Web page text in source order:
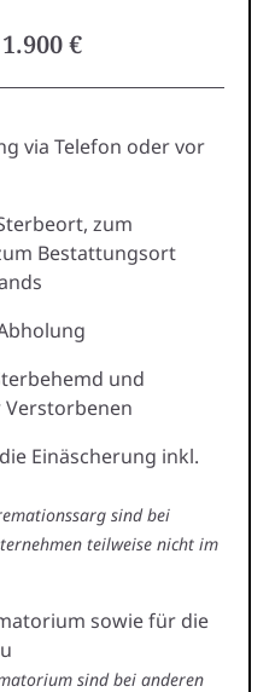
€
via Telefon oder vor
zum
Bestattungsort
und
Einäscherung inkl.
sind bei
teilweise nicht im
sowie für die
sind bei anderen